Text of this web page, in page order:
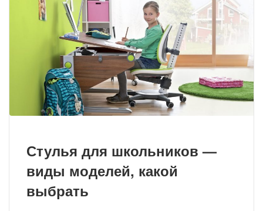
Стулья для школьников —
виды моделей, какой
выбрать